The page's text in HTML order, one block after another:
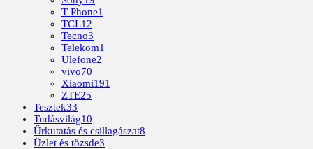
T Phone1
TCL12
Tecno3
Telekom1
Ulefone2
vivo70
Xiaomi191
ZTE25
Tesztek33
Tudásvilág10
Űrkutatás és csillagászat8
Üzlet és tőzsde3